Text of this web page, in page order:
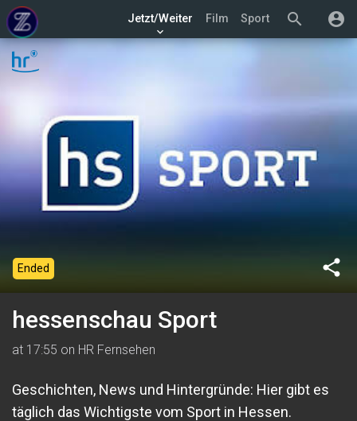
search account_circle
Jetzt/Weiter
keyboard_arrow_down
Film Sport
share
Ended
hessenschau Sport
at 17:55 on HR Fernsehen
Geschichten, News und Hintergründe: Hier gibt es
täglich das Wichtigste vom Sport in Hessen.